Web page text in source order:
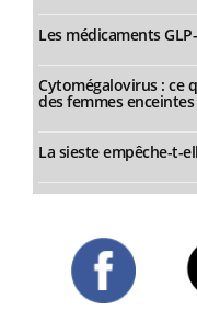
Les médicaments
Cytomégalovirus : ce
des femmes enceintes
La sieste empêche-t-